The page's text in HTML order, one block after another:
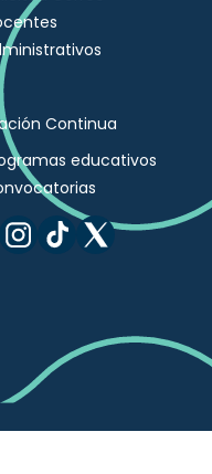
Continua
educativos